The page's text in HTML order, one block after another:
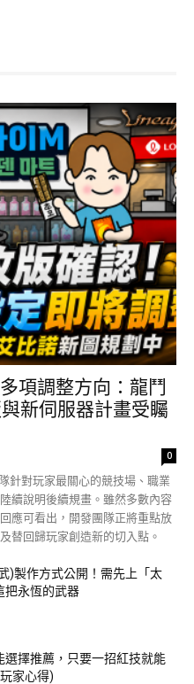
項調整方向：龍鬥
新伺服器計畫受矚
0
針對玩家最關心的競技場、職業
續說明後續規畫。雖然多數內容
應可看出，開發團隊正將重點放
替回歸玩家創造新的切入點。
)製作方式公開！需先上「太
把永恆的武器
選擇推薦，只要一招紅技就能
家心得)